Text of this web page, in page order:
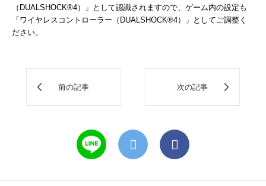
（DUALSHOCK®4）」として認識されますので、ゲーム内の設定も
「ワイヤレスコントローラー（DUALSHOCK®4）」としてご調整く
ださい。
前の記事 次の記事